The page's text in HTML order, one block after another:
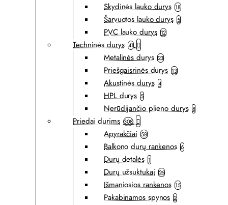
Skydinės lauko durys 18
Šarvuotos lauko durys 5
PVC lauko durys 12
Techninės durys 41
Metalinės durys 23
Priešgaisrinės durys 13
Akustinės durys 4
HPL durys 5
Nerūdijančio plieno durys 8
Priedai durims 308
Apyrakčiai 58
Balkono durų rankenos 6
Durų detalės 1
Durų užsuktukai 26
Išmaniosios rankenos 15
Pakabinamos spynos 2